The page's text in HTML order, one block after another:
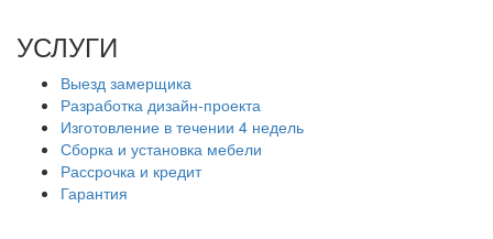
УСЛУГИ
Выезд замерщика
Разработка дизайн-проекта
Изготовление в течении 4 недель
Сборка и установка мебели
Рассрочка и кредит
Гарантия